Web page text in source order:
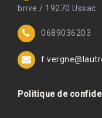
brive / 19270 Ussac
0689036203
Politique de